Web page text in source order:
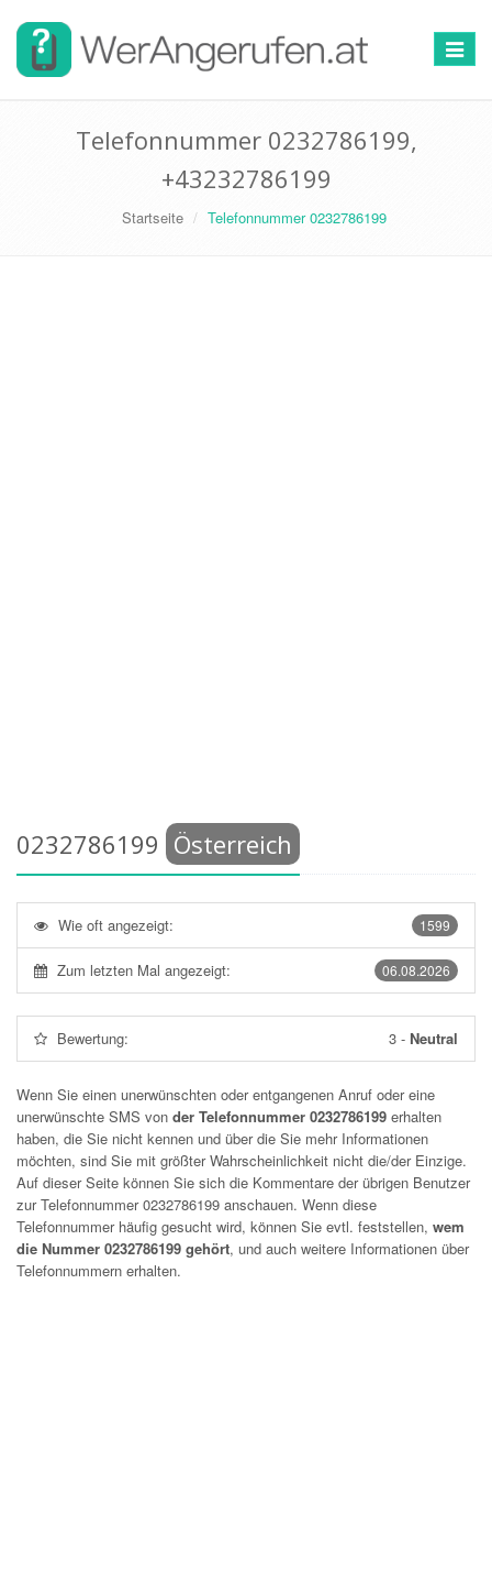
Toggle
Telefonnummer 0232786199,
+43232786199
Startseite Telefonnummer 0232786199
0232786199 Österreich
1599
Wie oft angezeigt:
06.08.2026
Zum letzten Mal angezeigt:
Bewertung: 3 - Neutral
Wenn Sie einen unerwünschten oder entgangenen Anruf oder eine
unerwünschte SMS von der Telefonnummer 0232786199 erhalten
haben, die Sie nicht kennen und über die Sie mehr Informationen
möchten, sind Sie mit größter Wahrscheinlichkeit nicht die/der Einzige.
Auf dieser Seite können Sie sich die Kommentare der übrigen Benutzer
zur Telefonnummer0232786199 anschauen. Wenn diese
Telefonnummer häufig gesucht wird, können Sie evtl. feststellen, wem
die Nummer 0232786199 gehört, und auch weitere Informationen über
Telefonnummern erhalten.